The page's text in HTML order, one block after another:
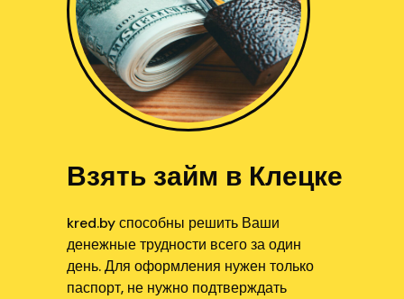
kred.by способны решить Ваши
денежные трудности всего за один
день. Для оформления нужен только
паспорт, не нужно подтверждать
Взять займ в Клецке